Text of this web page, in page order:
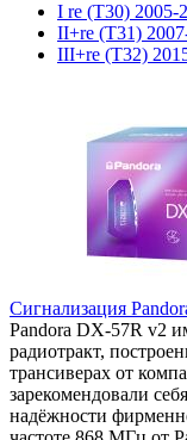
I re (T30) 2005-
II+re (T31)
III+re (T32)
Сигнализация
Pandora DX-57R v2
радиотракт,
трансиверах от
зарекомендовали
надёжности